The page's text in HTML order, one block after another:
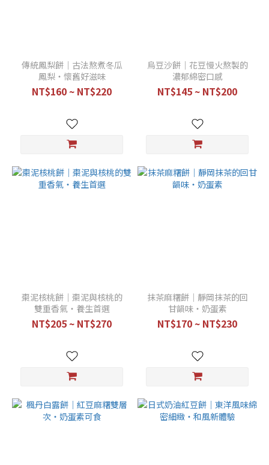
傳統鳳梨餅｜古法熬煮冬瓜
鳳梨・懷舊好滋味
NT$160 ~ NT$220
烏豆沙餅｜花豆慢火熬製的
濃郁綿密口感
NT$145 ~ NT$200
棗泥核桃餅｜棗泥與核桃的
雙重香氣・養生首選
NT$205 ~ NT$270
抹茶麻糬餅｜靜岡抹茶的回
甘韻味・奶蛋素
NT$170 ~ NT$230